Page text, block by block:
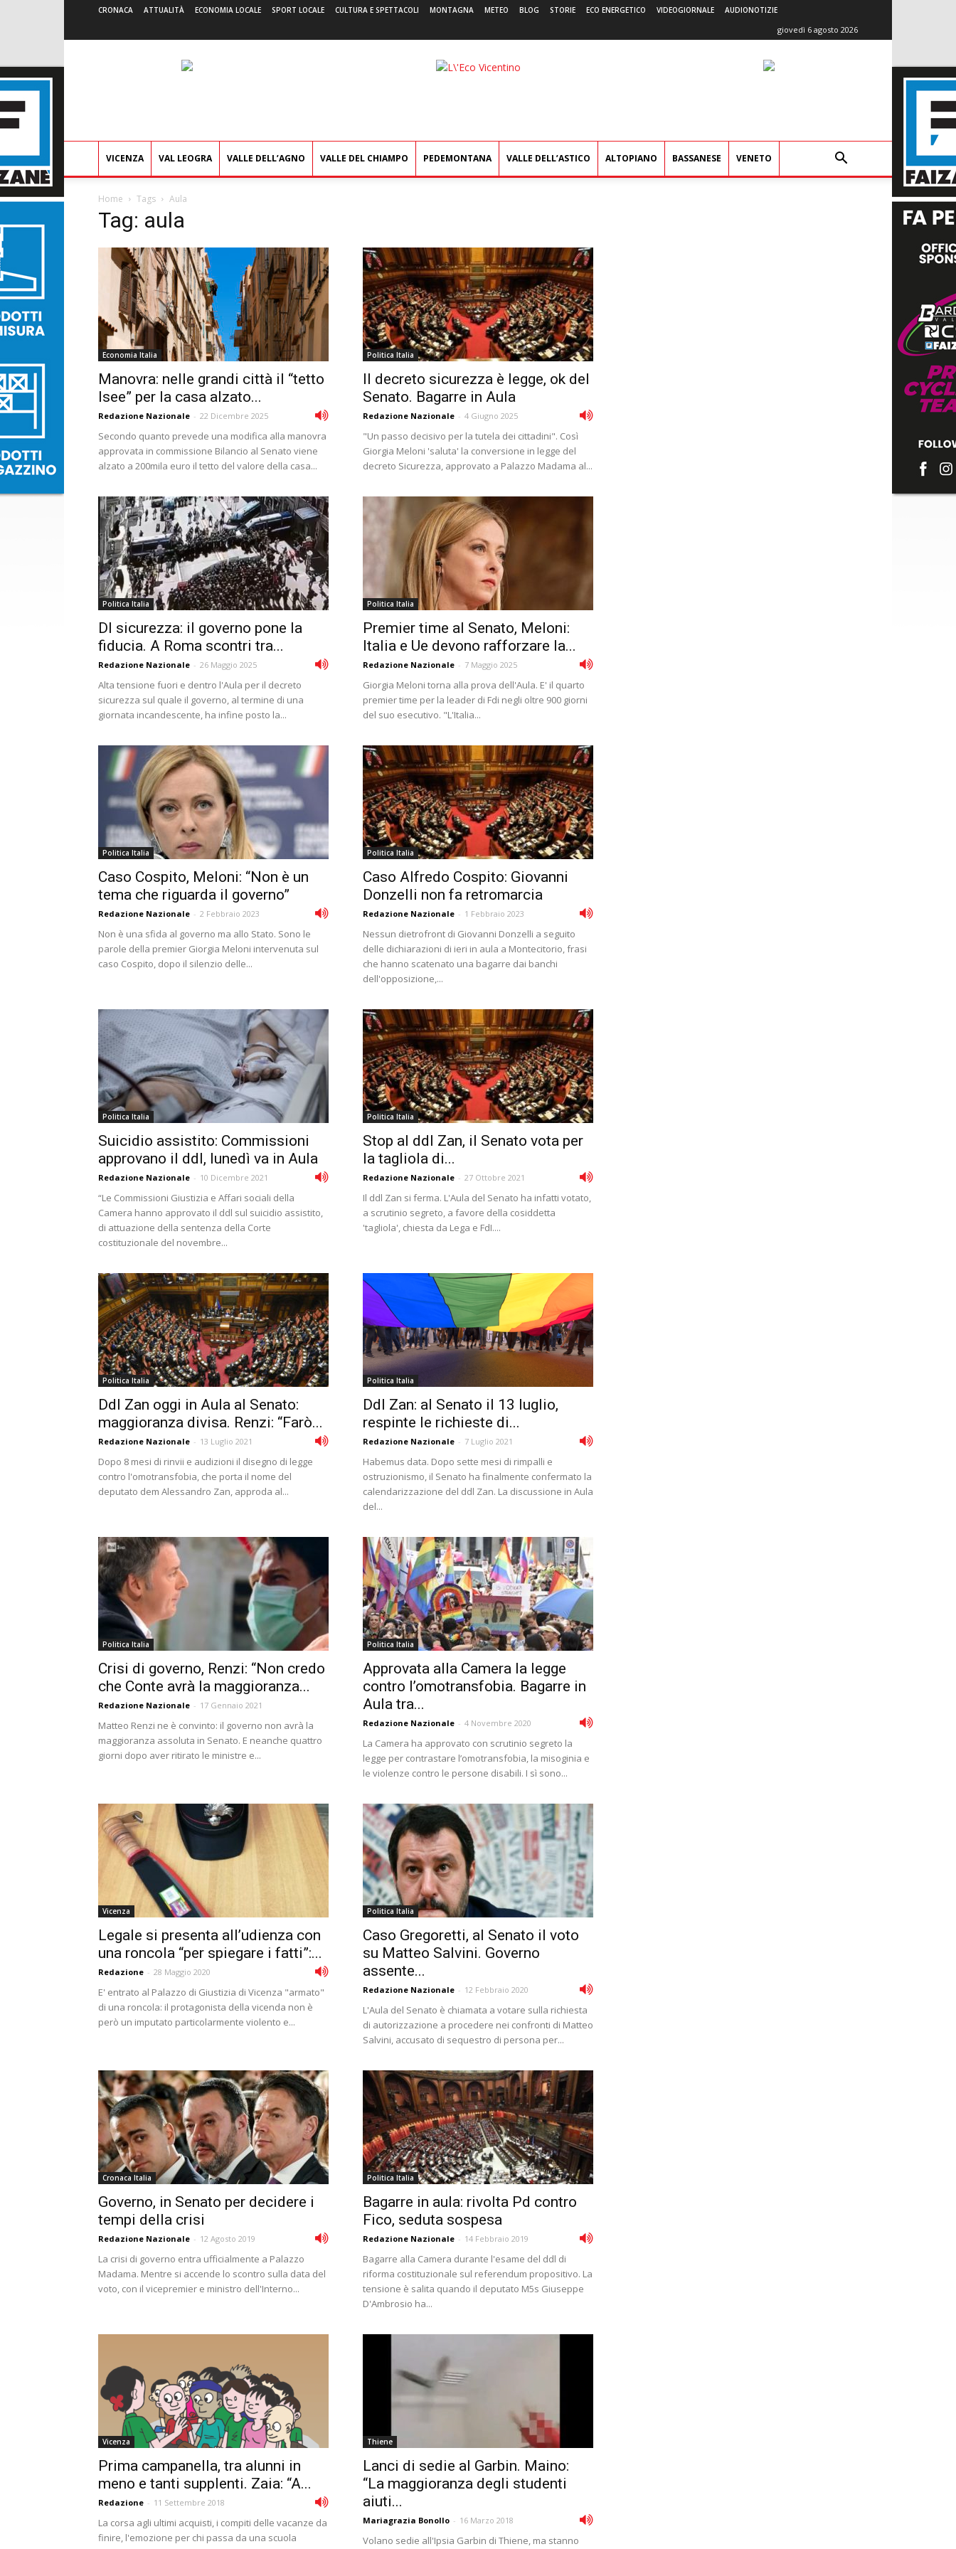
CRONACA ATTUALITÀ ECONOMIA LOCALE SPORT LOCALE CULTURA E SPETTACOLI MONTAGNA METEO BLOG STORIE ECO ENERGETICO VIDEOGIORNALE AUDIONOTIZIE
giovedì 6 agosto 2026
L'Eco
VICENZA VAL LEOGRA VALLE DELL’AGNO VALLE DEL CHIAMPO PEDEMONTANA VALLE DELL’ASTICO ALTOPIANO BASSANESE VENETO
Home Tags Aula
Tag: aula
Economia Italia
Manovra: nelle grandi città il “tetto
Isee” per la casa alzato...
Redazione Nazionale - 22 Dicembre 2025
Secondo quanto prevede una modifica alla manovra
approvata in commissione Bilancio al Senato viene
alzato a 200mila euro il tetto del valore della casa...
Politica Italia
Il decreto sicurezza è legge, ok del
Senato. Bagarre in Aula
Redazione Nazionale - 4 Giugno 2025
"Un passo decisivo per la tutela dei cittadini". Così
Giorgia Meloni 'saluta' la conversione in legge del
decreto Sicurezza, approvato a Palazzo Madama al...
Politica Italia
Dl sicurezza: il governo pone la
fiducia. A Roma scontri tra...
Redazione Nazionale - 26 Maggio 2025
Alta tensione fuori e dentro l'Aula per il decreto
sicurezza sul quale il governo, al termine di una
giornata incandescente, ha infine posto la...
Politica Italia
Premier time al Senato, Meloni:
Italia e Ue devono rafforzare la...
Redazione Nazionale - 7 Maggio 2025
Giorgia Meloni torna alla prova dell'Aula. E' il quarto
premier time per la leader di Fdi negli oltre 900 giorni
del suo esecutivo. "L'Italia...
Politica Italia
Caso Cospito, Meloni: “Non è un
tema che riguarda il governo”
Redazione Nazionale - 2 Febbraio 2023
Non è una sfida al governo ma allo Stato. Sono le
parole della premier Giorgia Meloni intervenuta sul
caso Cospito, dopo il silenzio delle...
Politica Italia
Caso Alfredo Cospito: Giovanni
Donzelli non fa retromarcia
Redazione Nazionale - 1 Febbraio 2023
Nessun dietrofront di Giovanni Donzelli a seguito
delle dichiarazioni di ieri in aula a Montecitorio, frasi
che hanno scatenato una bagarre dai banchi
dell'opposizione,...
Politica Italia
Suicidio assistito: Commissioni
approvano il ddl, lunedì va in Aula
Redazione Nazionale - 10 Dicembre 2021
“Le Commissioni Giustizia e Affari sociali della
Camera hanno approvato il ddl sul suicidio assistito,
di attuazione della sentenza della Corte
costituzionale del novembre...
Politica Italia
Stop al ddl Zan, il Senato vota per
la tagliola di...
Redazione Nazionale - 27 Ottobre 2021
Il ddl Zan si ferma. L'Aula del Senato ha infatti votato,
a scrutinio segreto, a favore della cosiddetta
'tagliola', chiesta da Lega e FdI....
Politica Italia
Ddl Zan oggi in Aula al Senato:
maggioranza divisa. Renzi: “Farò...
Redazione Nazionale - 13 Luglio 2021
Dopo 8 mesi di rinvii e audizioni il disegno di legge
contro l'omotransfobia, che porta il nome del
deputato dem Alessandro Zan, approda al...
Politica Italia
Ddl Zan: al Senato il 13 luglio,
respinte le richieste di...
Redazione Nazionale - 7 Luglio 2021
Habemus data. Dopo sette mesi di rimpalli e
ostruzionismo, il Senato ha finalmente confermato la
calendarizzazione del ddl Zan. La discussione in Aula
del...
Politica Italia
Crisi di governo, Renzi: “Non credo
che Conte avrà la maggioranza...
Redazione Nazionale - 17 Gennaio 2021
Matteo Renzi ne è convinto: il governo non avrà la
maggioranza assoluta in Senato. E neanche quattro
giorni dopo aver ritirato le ministre e...
Politica Italia
Approvata alla Camera la legge
contro l’omotransfobia. Bagarre in
Aula tra...
Redazione Nazionale - 4 Novembre 2020
La Camera ha approvato con scrutinio segreto la
legge per contrastare l’omotransfobia, la misoginia e
le violenze contro le persone disabili. I sì sono...
Vicenza
Legale si presenta all’udienza con
una roncola “per spiegare i fatti”:...
Redazione - 28 Maggio 2020
E' entrato al Palazzo di Giustizia di Vicenza "armato"
di una roncola: il protagonista della vicenda non è
però un imputato particolarmente violento e...
Politica Italia
Caso Gregoretti, al Senato il voto
su Matteo Salvini. Governo
assente...
Redazione Nazionale - 12 Febbraio 2020
L'Aula del Senato è chiamata a votare sulla richiesta
di autorizzazione a procedere nei confronti di Matteo
Salvini, accusato di sequestro di persona per...
Cronaca Italia
Governo, in Senato per decidere i
tempi della crisi
Redazione Nazionale - 12 Agosto 2019
La crisi di governo entra ufficialmente a Palazzo
Madama. Mentre si accende lo scontro sulla data del
voto, con il vicepremier e ministro dell'Interno...
Politica Italia
Bagarre in aula: rivolta Pd contro
Fico, seduta sospesa
Redazione Nazionale - 14 Febbraio 2019
Bagarre alla Camera durante l'esame del ddl di
riforma costituzionale sul referendum propositivo. La
tensione è salita quando il deputato M5s Giuseppe
D'Ambrosio ha...
Vicenza
Prima campanella, tra alunni in
meno e tanti supplenti. Zaia: “A...
Redazione - 11 Settembre 2018
La corsa agli ultimi acquisti, i compiti delle vacanze da
finire, l'emozione per chi passa da una scuola
Thiene
Lanci di sedie al Garbin. Maino:
“La maggioranza degli studenti
aiuti...
Mariagrazia Bonollo - 16 Marzo 2018
Volano sedie all'Ipsia Garbin di Thiene, ma stanno